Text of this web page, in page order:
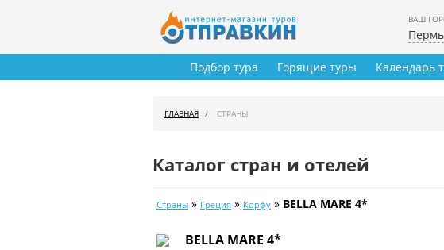
ВАШ
Пермь
Подбор тура Горящие туры Календарь
ГЛАВНАЯ СТРАНЫ
Каталог стран и отелей
Страны » Греция » Корфу » BELLA MARE 4*
BELLA MARE 4*